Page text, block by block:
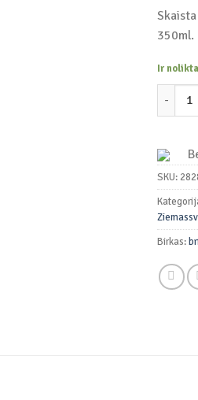
350ml.
Ir
Ūdens
SKU:
Birkas: